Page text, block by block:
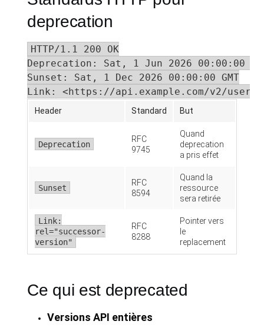
deprecation
HTTP/1.1 200 OK
Deprecation: Sat, 1 Jun 2026 00:00:00
Sunset: Sat, 1 Dec 2026 00:00:00 GMT
Link: <https://api.example.com/v2/
Header Standard But
Deprecation
RFC
9745
Quand
deprecation
a pris effet
Sunset
RFC
8594
Quand la
ressource
sera retirée
Link:
rel="successor-
version"
RFC
8288
Pointer vers
le
replacement
Ce qui est deprecated
Versions API entières